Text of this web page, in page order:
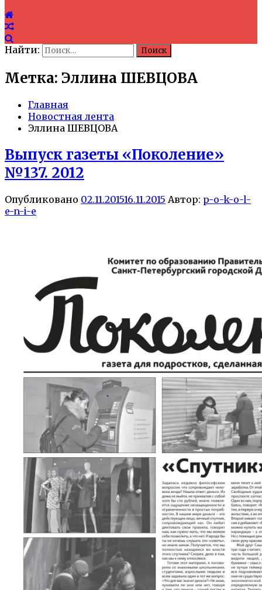
Найти:
Метка: Эллина ШЕВЦОВА
Главная
Новостная лента
Эллина ШЕВЦОВА
Выпуск газеты «Поколение»
№137. 2012
Опубликовано 02.11.201516.11.2015 Автор: p-o-k-o-l-
e-n-i-e